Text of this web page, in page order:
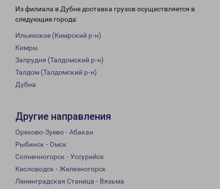
Из филиала в Дубне доставка грузов осуществляется в
следующие города:
Ильинское (Кимрский р-н)
Кимры
Запрудня (Талдомский р-н)
Талдом (Талдомский р-н)
Дубна
Другие направления
Орехово-Зуево - Абакан
Рыбинск - Омск
Солнечногорск - Уссурийск
Кисловодск - Железногорск
Ленинградская Станица - Вязьма